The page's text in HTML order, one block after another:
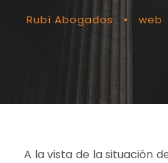
Rubí Abogados • web
A la vista de la situación